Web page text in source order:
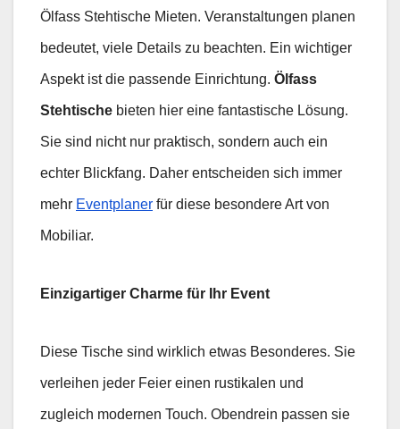
Ölfass Stehtische Mieten. Veranstaltungen planen
bedeutet, viele Details zu beachten. Ein wichtiger
Aspekt ist die passende Einrichtung. Ölfass
Stehtische bieten hier eine fantastische Lösung.
Sie sind nicht nur praktisch, sondern auch ein
echter Blickfang. Daher entscheiden sich immer
mehr Eventplaner für diese besondere Art von
Mobiliar.
Einzigartiger Charme für Ihr Event
Diese Tische sind wirklich etwas Besonderes. Sie
verleihen jeder Feier einen rustikalen und
zugleich modernen Touch. Obendrein passen sie